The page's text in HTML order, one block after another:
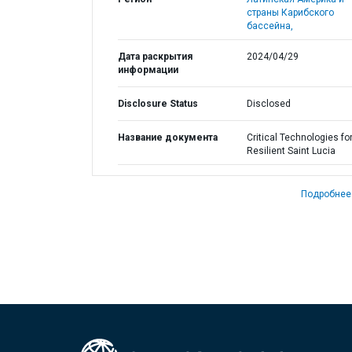
страны Карибского
бассейна,
Дата раскрытия
информации
2024/04/29
Disclosure Status Disclosed
Название документа
Critical Technologies
Resilient Saint Lucia
Подробнее